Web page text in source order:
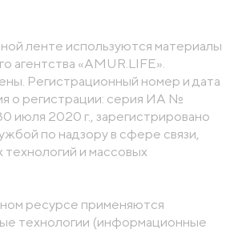
ленте используются материалы
агентства «AMUR.LIFE».
Регистрационный номер и дата
о регистрации: серия ИА №
июля 2020 г., зарегистрировано
по надзору в сфере связи,
и массовых
ресурсе применяются
технологии (информационные